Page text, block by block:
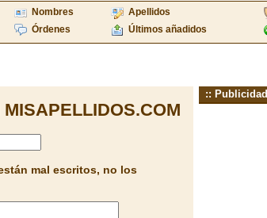
Nombres Apellidos
Órdenes Últimos añadidos
mal escritos, no los
::